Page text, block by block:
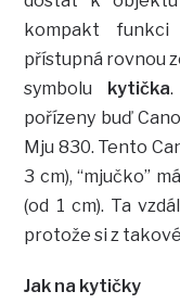
kompakt
přístupná rovnou
symbolu
kytička.
pořízeny buď
Mju 830. Tento
3 cm), “mjučko”
(od 1 cm). Ta
protože si z
Jak na kytičky